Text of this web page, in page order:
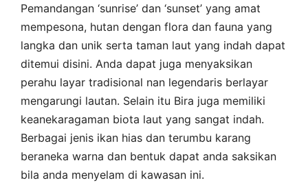
Pemandangan ‘sunrise’ dan ‘sunset’ yang amat
mempesona, hutan dengan flora dan fauna yang
langka dan unik serta taman laut yang indah dapat
ditemui disini. Anda dapat juga menyaksikan
perahu layar tradisional nan legendaris berlayar
mengarungi lautan. Selain itu Bira juga memiliki
keanekaragaman biota laut yang sangat indah.
Berbagai jenis ikan hias dan terumbu karang
beraneka warna dan bentuk dapat anda saksikan
bila anda menyelam di kawasan ini.